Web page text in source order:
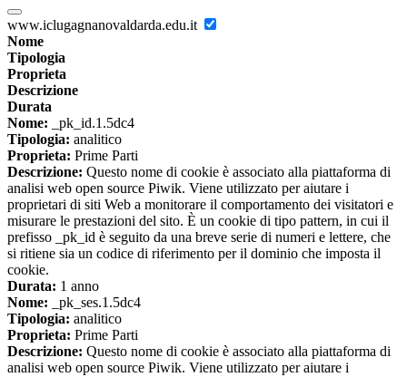
www.iclugagnanovaldarda.edu.it
Nome
Tipologia
Proprieta
Descrizione
Durata
Nome: _pk_id.1.5dc4
Tipologia: analitico
Proprieta: Prime Parti
Descrizione: Questo nome di cookie è associato alla piattaforma di
analisi web open source Piwik. Viene utilizzato per aiutare i
proprietari di siti Web a monitorare il comportamento dei visitatori e
misurare le prestazioni del sito. È un cookie di tipo pattern, in cui il
prefisso _pk_id è seguito da una breve serie di numeri e lettere, che
si ritiene sia un codice di riferimento per il dominio che imposta il
cookie.
Durata: 1 anno
Nome: _pk_ses.1.5dc4
Tipologia: analitico
Proprieta: Prime Parti
Descrizione: Questo nome di cookie è associato alla piattaforma di
analisi web open source Piwik. Viene utilizzato per aiutare i